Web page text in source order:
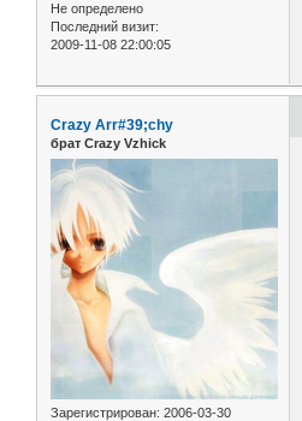
Не определено
Последний визит:
2009-11-08 22:00:05
Crazy Arr#39;chy
брат Crazy Vzhick
Зарегистрирован: 2006-03-30